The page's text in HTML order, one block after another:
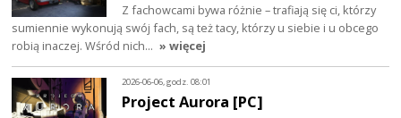
Z fachowcami bywa różnie – trafiają się ci, którzy
sumiennie wykonują swój fach, są też tacy, którzy u siebie i u obcego
robią inaczej. Wśród nich… » więcej
2026-06-06, godz. 08:01
Project Aurora [PC]